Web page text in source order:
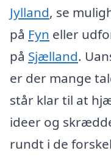
Jylland, se
på Fyn eller
på Sjælland.
er der mange
står klar til at
ideer og
rundt i de